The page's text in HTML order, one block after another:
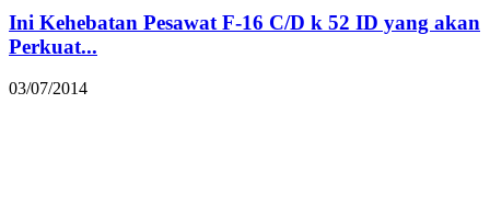
Ini Kehebatan Pesawat F-16 C/D k 52 ID yang akan
Perkuat...
03/07/2014